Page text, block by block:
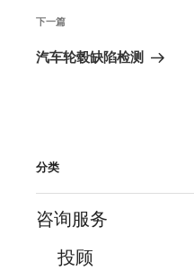
文
章
下
一
下一篇
汽车轮毂缺陷检测
分类
咨询服务
投顾